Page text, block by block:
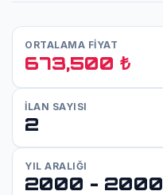
ORTALAMA FİYAT
673,500 ₺
İLAN SAYISI
2
YIL ARALIĞI
2000 - 2000